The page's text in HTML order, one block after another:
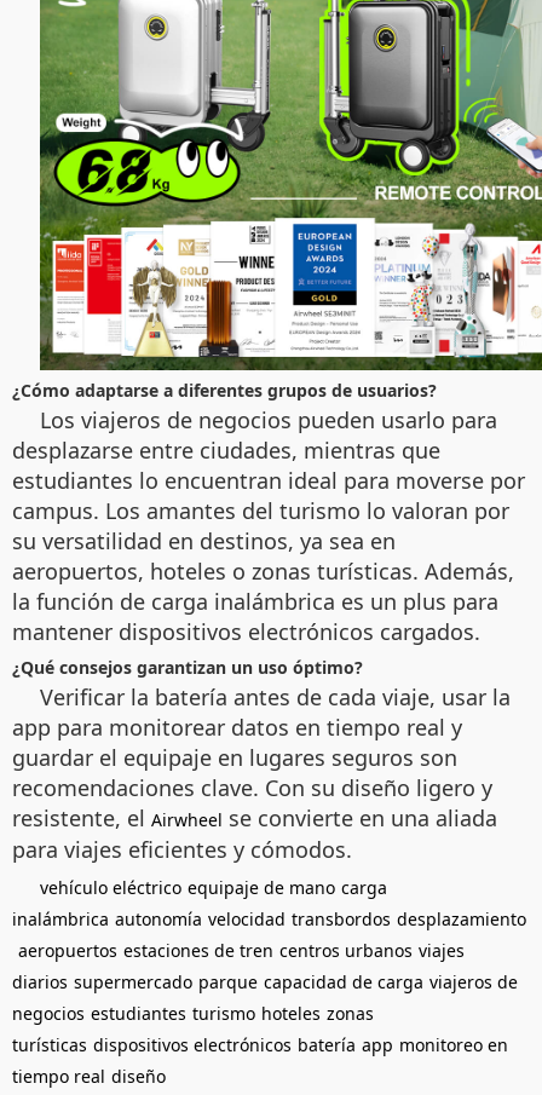
¿Cómo adaptarse a diferentes grupos de usuarios?
Los viajeros de negocios pueden usarlo para
desplazarse entre ciudades, mientras que
estudiantes lo encuentran ideal para moverse por
campus. Los amantes del turismo lo valoran por
su versatilidad en destinos, ya sea en
aeropuertos, hoteles o zonas turísticas. Además,
la función de carga inalámbrica es un plus para
mantener dispositivos electrónicos cargados.
¿Qué consejos garantizan un uso óptimo?
Verificar la batería antes de cada viaje, usar la
app para monitorear datos en tiempo real y
guardar el equipaje en lugares seguros son
recomendaciones clave. Con su diseño ligero y
resistente, el Airwheel se convierte en una aliada
para viajes eficientes y cómodos.
vehículo eléctrico equipaje de mano carga
inalámbrica autonomía velocidad transbordos desplazamiento
aeropuertos estaciones de tren centros urbanos viajes
diarios supermercado parque capacidad de carga viajeros de
negocios estudiantes turismo hoteles zonas
turísticas dispositivos electrónicos batería app monitoreo en
tiempo real diseño